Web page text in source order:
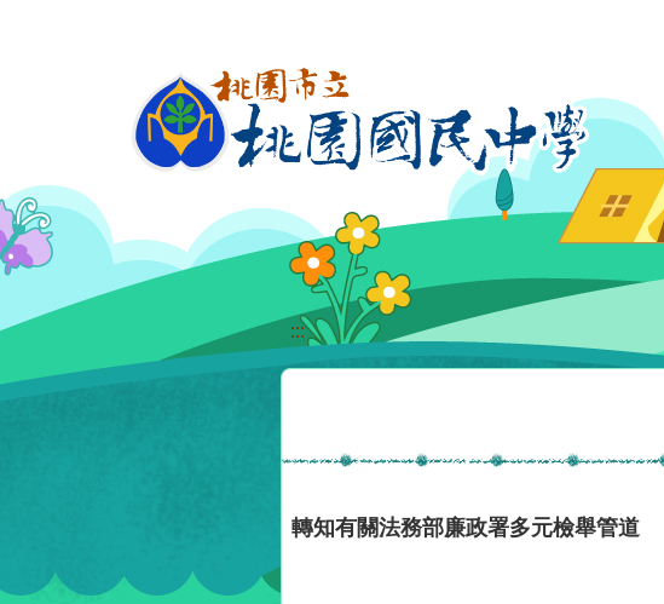
:::
轉知有關法務部廉政署多元檢舉管道